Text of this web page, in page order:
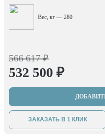
Вес, кг — 280
566 617 ₽
532 500 ₽
ЗАКАЗАТЬ В 1 КЛИК